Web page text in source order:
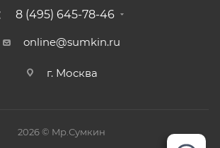
8 (495) 645-78-46
online@sumkin.ru
г. Москва
2026 © Mр.Сумкин